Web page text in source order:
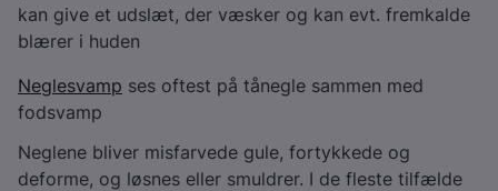
kan give et udslæt, der væsker og kan evt. fremkalde
blærer i huden
Neglesvamp ses oftest på tånegle sammen med
fodsvamp
Neglene bliver misfarvede gule, fortykkede og
deforme, og løsnes eller smuldrer. I de fleste tilfælde